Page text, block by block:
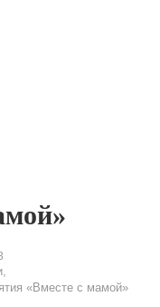
«Вместе с мамой»